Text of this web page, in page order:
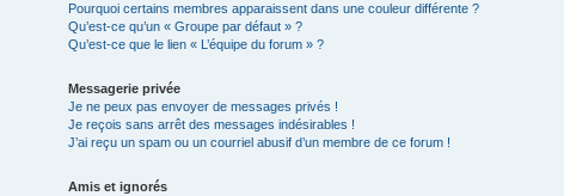
Pourquoi certains membres apparaissent dans une couleur différente ?
Qu’est-ce qu’un « Groupe par défaut » ?
Qu’est-ce que le lien « L’équipe du forum » ?
Messagerie privée
Je ne peux pas envoyer de messages privés !
Je reçois sans arrêt des messages indésirables !
J’ai reçu un spam ou un courriel abusif d’un membre de ce forum !
Amis et ignorés